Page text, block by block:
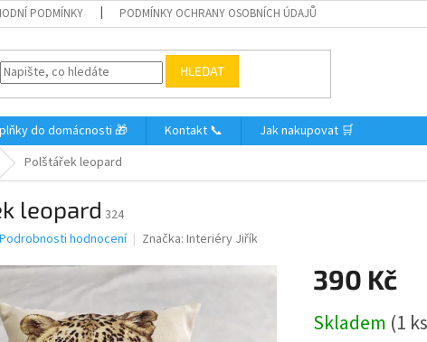
PODMÍNKY PODMÍNKY OCHRANY OSOBNÍCH ÚDAJŮ
HLEDAT
do domácnosti 🎁 Kontakt 📞
Jak nakupovat 🛒
Polštářek leopard
leopard 324
Podrobnosti hodnocení Značka: Interiéry Jiřík
390 Kč
cena:
Skladem (1